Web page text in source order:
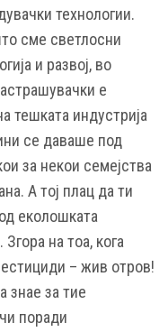
технологии.
сме светлосни
и развој, во
е
тешката индустрија
се даваше под
за некои семејства
А тој плац да ти
еколошката
на тоа, кога
– жив отров!
знае за тие
поради